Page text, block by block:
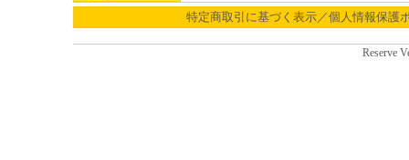
特定商取引に基づく表示／個人情報保護
Reserve